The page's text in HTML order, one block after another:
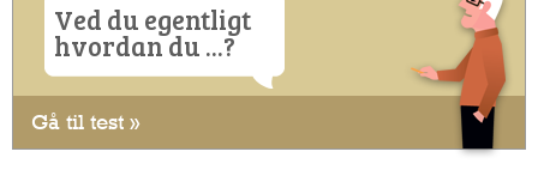
Ved du egentligt
hvordan du ...?
Gå til test »